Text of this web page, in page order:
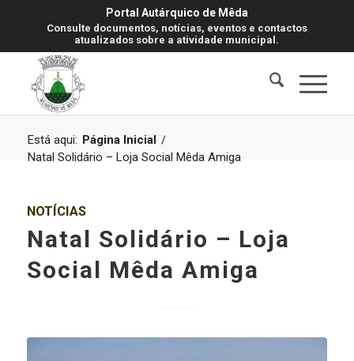
Portal Autárquico de Mêda
Consulte documentos, notícias, eventos e contactos
atualizados sobre a atividade municipal.
Está aqui: Página Inicial /
Natal Solidário – Loja Social Mêda Amiga
NOTÍCIAS
Natal Solidário – Loja
Social Mêda Amiga